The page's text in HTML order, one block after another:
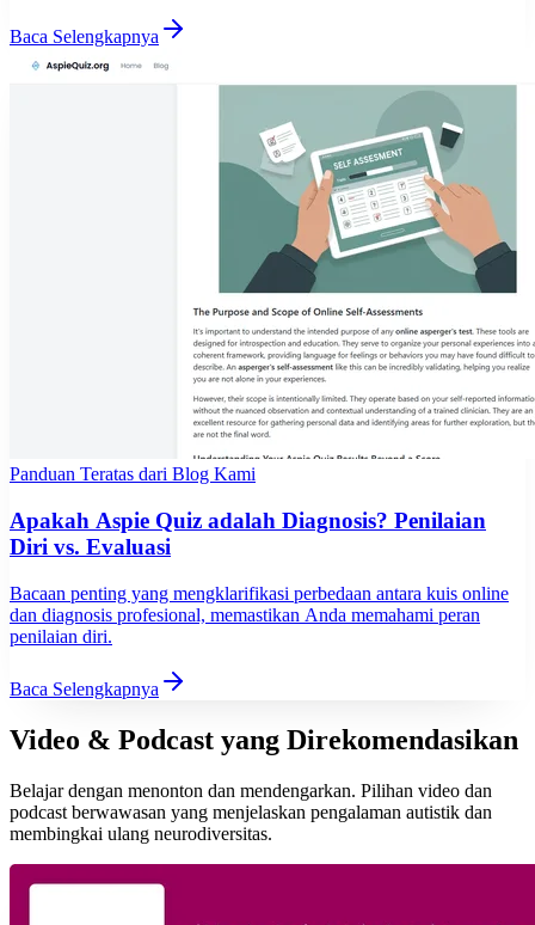
Baca Selengkapnya
Panduan Teratas dari Blog Kami
Apakah Aspie Quiz adalah Diagnosis? Penilaian
Diri vs. Evaluasi
Bacaan penting yang mengklarifikasi perbedaan antara kuis online
dan diagnosis profesional, memastikan Anda memahami peran
penilaian diri.
Baca Selengkapnya
Video & Podcast yang Direkomendasikan
Belajar dengan menonton dan mendengarkan. Pilihan video dan
podcast berwawasan yang menjelaskan pengalaman autistik dan
membingkai ulang neurodiversitas.